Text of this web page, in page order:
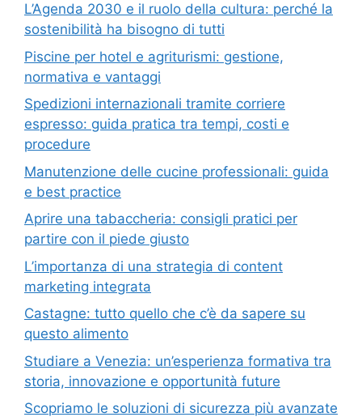
L’Agenda 2030 e il ruolo della cultura: perché la
sostenibilità ha bisogno di tutti
Piscine per hotel e agriturismi: gestione,
normativa e vantaggi
Spedizioni internazionali tramite corriere
espresso: guida pratica tra tempi, costi e
procedure
Manutenzione delle cucine professionali: guida
e best practice
Aprire una tabaccheria: consigli pratici per
partire con il piede giusto
L’importanza di una strategia di content
marketing integrata
Castagne: tutto quello che c’è da sapere su
questo alimento
Studiare a Venezia: un’esperienza formativa tra
storia, innovazione e opportunità future
Scopriamo le soluzioni di sicurezza più avanzate